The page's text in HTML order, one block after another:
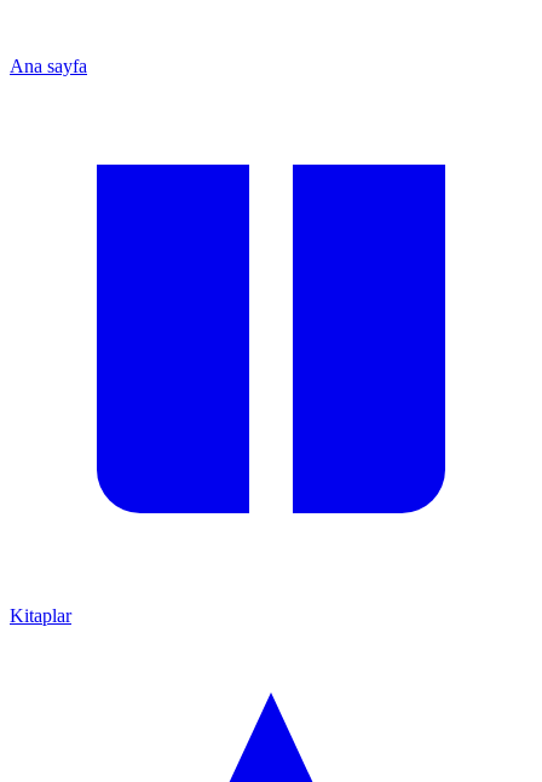
Ana sayfa
Kitaplar